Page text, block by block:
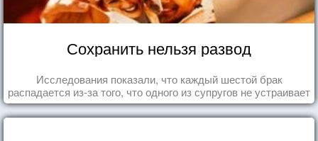
Сохранить нельзя развод
Исследования показали, что каждый шестой брак
распадается из-за того, что одного из супругов не устраивает
та роль, которая выпала ему в семье.